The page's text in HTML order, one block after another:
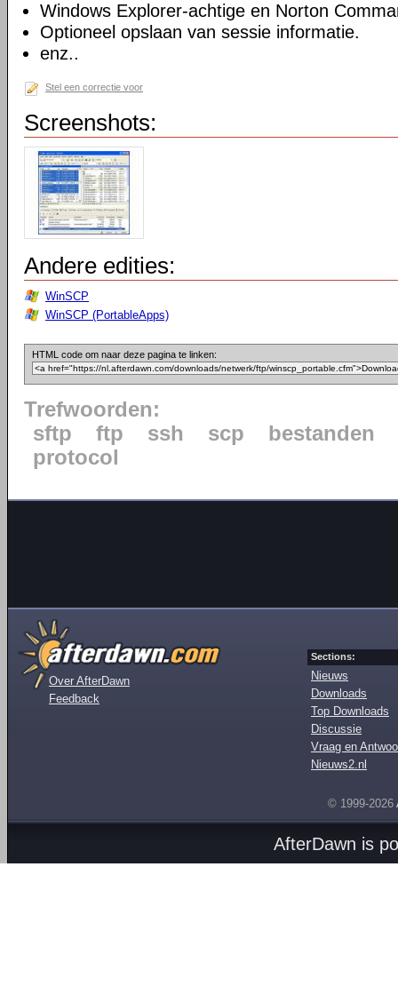
Windows Explorer-achtige en Norton
Optioneel opslaan van sessie informatie.
enz..
Stel een correctie voor
Screenshots:
Andere edities:
WinSCP
WinSCP (PortableApps)
HTML code om naar deze pagina te linken:
Trefwoorden:
sftp
ftp ssh scp
bestanden
protocol
Over AfterDawn
Feedback
Sections:
Nieuws
Downloads
Top Downloads
Discussie
Vraag en
Nieuws2.nl
© 1999-2026
AfterDawn is